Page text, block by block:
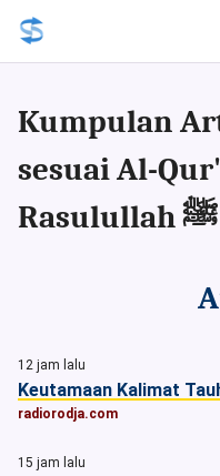
Kumpulan
sesuai Al-
Rasulullah ﷺ
12 jam lalu
Keutamaan Kalimat
radiorodja.com
15 jam lalu